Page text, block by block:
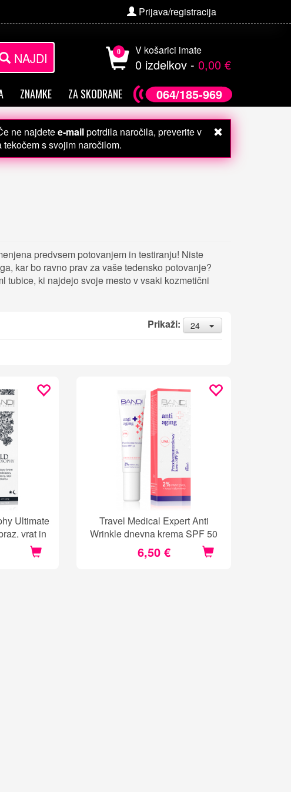
Prijava/registracija
NAJDI 0 V košarici imate
0 izdelkov - 0,00 €
ZNAMKE ZA SKODRANE 064/185-969
ne najdetee-mailpotrdila naročila, preverite v
s svojim naročilom.
predvsem potovanjem in testiranju! Niste
kar bo ravno prav za vaše tedensko potovanje?
tubice, ki najdejo svoje mesto v vsaki kozmetični
Prikaži: 24
Ultimate
vrat in
Travel Medical Expert Anti
Wrinkle dnevna krema SPF 50
6,50 €